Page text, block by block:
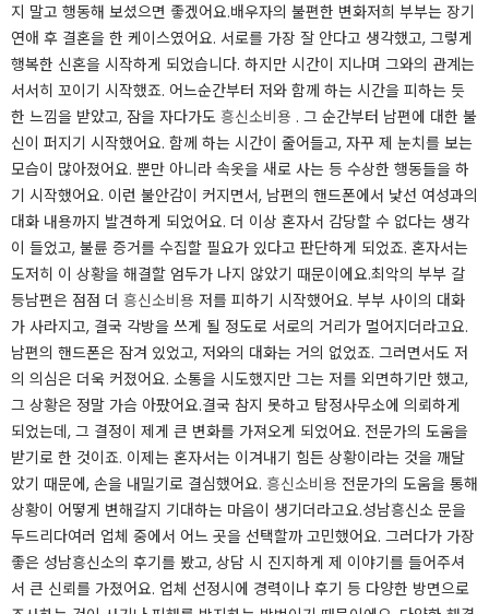
지 말고 행동해 보셨으면 좋겠어요.​배우자의 불편한 변화저희 부부는 장기
연애 후 결혼을 한 케이스였어요. 서로를 가장 잘 안다고 생각했고, 그렇게
행복한 신혼을 시작하게 되었습니다. 하지만 시간이 지나며 그와의 관계는
서서히 꼬이기 시작했죠. 어느순간부터 저와 함께 하는 시간을 피하는 듯
한 느낌을 받았고, 잠을 자다가도 흥신소비용 . 그 순간부터 남편에 대한 불
신이 퍼지기 시작했어요. 함께 하는 시간이 줄어들고, 자꾸 제 눈치를 보는
모습이 많아졌어요. 뿐만 아니라 속옷을 새로 사는 등 수상한 행동들을 하
기 시작했어요. ​이런 불안감이 커지면서, 남편의 핸드폰에서 낯선 여성과의
대화 내용까지 발견하게 되었어요. 더 이상 혼자서 감당할 수 없다는 생각
이 들었고, 불륜 증거를 수집할 필요가 있다고 판단하게 되었죠. 혼자서는
도저히 이 상황을 해결할 엄두가 나지 않았기 때문이에요.​최악의 부부 갈
등남편은 점점 더 흥신소비용 저를 피하기 시작했어요. 부부 사이의 대화
가 사라지고, 결국 각방을 쓰게 될 정도로 서로의 거리가 멀어지더라고요.
남편의 핸드폰은 잠겨 있었고, 저와의 대화는 거의 없었죠. 그러면서도 저
의 의심은 더욱 커졌어요. 소통을 시도했지만 그는 저를 외면하기만 했고,
그 상황은 정말 가슴 아팠어요.​결국 참지 못하고 탐정사무소에 의뢰하게
되었는데, 그 결정이 제게 큰 변화를 가져오게 되었어요. 전문가의 도움을
받기로 한 것이죠. 이제는 혼자서는 이겨내기 힘든 상황이라는 것을 깨달
았기 때문에, 손을 내밀기로 결심했어요. 흥신소비용 전문가의 도움을 통해
상황이 어떻게 변해갈지 기대하는 마음이 생기더라고요.​성남흥신소 문을
두드리다​여러 업체 중에서 어느 곳을 선택할까 고민했어요. 그러다가 가장
좋은 성남흥신소의 후기를 봤고, 상담 시 진지하게 제 이야기를 들어주셔
서 큰 신뢰를 가졌어요. 업체 선정시에 경력이나 후기 등 다양한 방면으로